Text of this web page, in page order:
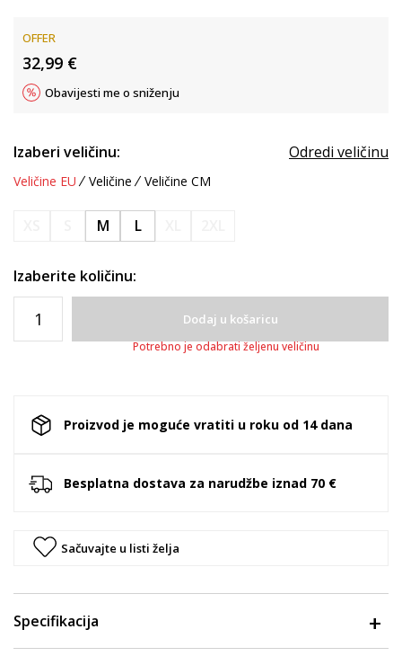
OFFER
32,99 €
Obavijesti me o sniženju
Izaberi veličinu: Odredi veličinu
Veličine EU Veličine Veličine CM
M L
Izaberite količinu:
Dodaj u košaricu
Potrebno je odabrati željenu veličinu
Proizvod je moguće vratiti u roku od 14 dana
Besplatna dostava za narudžbe iznad 70 €
Sačuvajte u listi želja
Specifikacija